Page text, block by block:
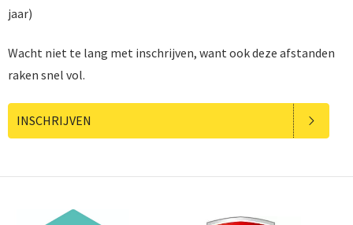
jaar)
Wacht niet te lang met inschrijven, want ook deze afstanden
raken snel vol.
INSCHRIJVEN